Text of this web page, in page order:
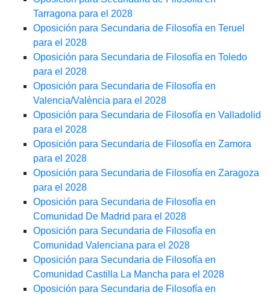
Tarragona para el 2028
Oposición para Secundaria de Filosofía en Teruel
para el 2028
Oposición para Secundaria de Filosofía en Toledo
para el 2028
Oposición para Secundaria de Filosofía en
Valencia/València para el 2028
Oposición para Secundaria de Filosofía en Valladolid
para el 2028
Oposición para Secundaria de Filosofía en Zamora
para el 2028
Oposición para Secundaria de Filosofía en Zaragoza
para el 2028
Oposición para Secundaria de Filosofía en
Comunidad De Madrid para el 2028
Oposición para Secundaria de Filosofía en
Comunidad Valenciana para el 2028
Oposición para Secundaria de Filosofía en
Comunidad Castilla La Mancha para el 2028
Oposición para Secundaria de Filosofía en